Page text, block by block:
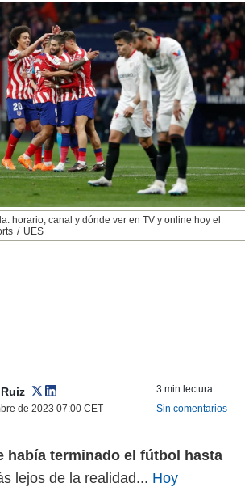
horario, canal y dónde ver en TV y online hoy el
UES
de 2023 07:00 CET
3 min lectura
Sin comentarios
había terminado el fútbol hasta
lejos de la realidad... Hoy